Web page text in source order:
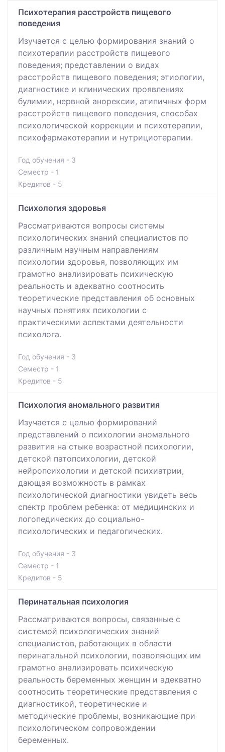
Психотерапия расстройств пищевого
поведения
Изучается с целью формирования знаний о
психотерапии расстройств пищевого
поведения; представлении о видах
расстройств пищевого поведения; этиологии,
диагностике и клинических проявлениях
булимии, нервной анорексии, атипичных форм
расстройств пищевого поведения, способах
психологической коррекции и психотерапии,
психофармакотерапии и нутрициотерапии.
Год обучения - 3
Семестр - 1
Кредитов - 5
Психология здоровья
Рассматриваются вопросы системы
психологических знаний специалистов по
различным научным направлениям
психологии здоровья, позволяющих им
грамотно анализировать психическую
реальность и адекватно соотносить
теоретические представления об основных
научных понятиях психологии с
практическими аспектами деятельности
психолога.
Год обучения - 3
Семестр - 1
Кредитов - 5
Психология аномального развития
Изучается с целью формирований
представлений о психологии аномального
развития на стыке возрастной психологии,
детской патопсихологии, детской
нейропсихологии и детской психиатрии,
дающая возможность в рамках
психологической диагностики увидеть весь
спектр проблем ребенка: от медицинских и
логопедических до социально-
психологических и педагогических.
Год обучения - 3
Семестр - 1
Кредитов - 5
Перинатальная психология
Рассматриваются вопросы, связанные с
системой психологических знаний
специалистов, работающих в области
перинатальной психологии, позволяющих им
грамотно анализировать психическую
реальность беременных женщин и адекватно
соотносить теоретические представления с
диагностикой, теоретические и
методические проблемы, возникающие при
психологическом сопровождении
беременных.